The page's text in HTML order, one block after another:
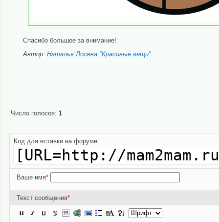
Спасибо большое за внимание!
Автор: Наталья Лосева "Красивые вещи"
Число голосов: 1
Код для вставки на форуме:
Текст сообщения*